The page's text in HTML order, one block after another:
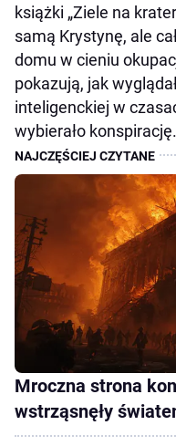
książki „Ziele na
samą Krystynę, ale
domu w cieniu
pokazują, jak
inteligenckiej w
wybierało konspirację.
Mroczna strona
wstrząsnęły